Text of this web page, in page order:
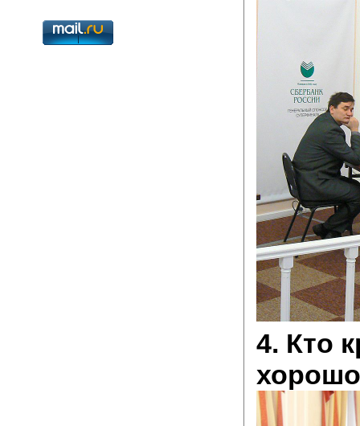
4. Кто
хорошо